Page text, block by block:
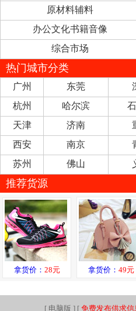
原材料辅料
办公文化书籍音像
综合市场
热门城市分类
广州 东莞
杭州
哈尔滨
天津
济南
西安
南京
苏州
佛山
推荐货源
拿货价： 28元 拿货价： 49元
[ 电脑版 ] [ 免费发布供求信